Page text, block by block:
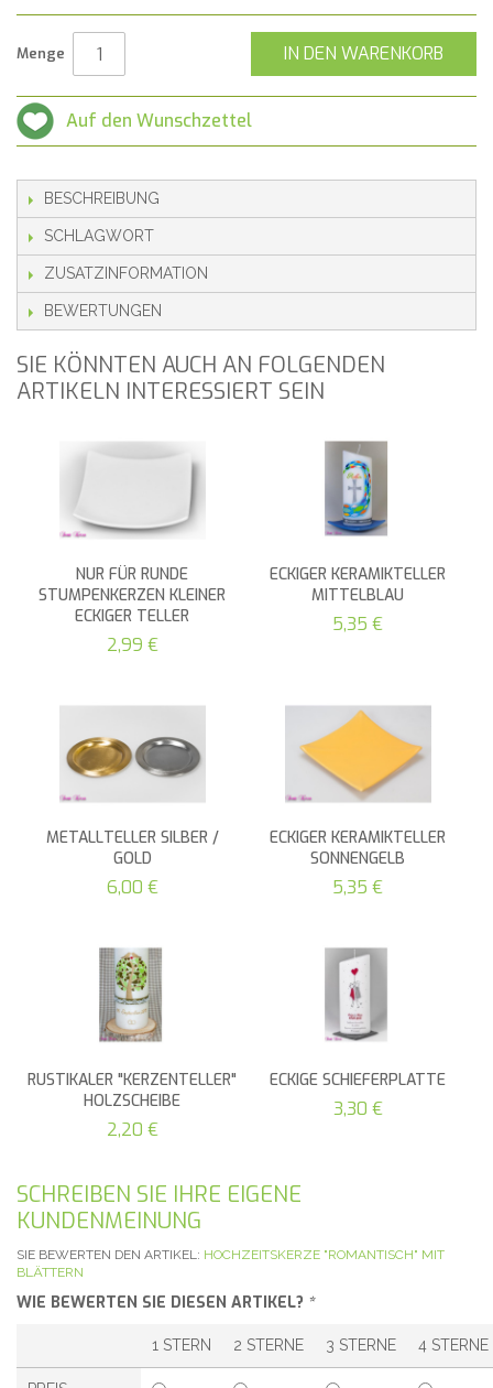
Menge IN DEN WARENKORB
Auf den Wunschzettel
BESCHREIBUNG
SCHLAGWORT
ZUSATZINFORMATION
BEWERTUNGEN
SIE KÖNNTEN AUCH AN FOLGENDEN
ARTIKELN INTERESSIERT SEIN
NUR FÜR RUNDE
STUMPENKERZEN KLEINER
ECKIGER TELLER
2,99 €
ECKIGER KERAMIKTELLER
MITTELBLAU
5,35 €
METALLTELLER SILBER /
GOLD
6,00 €
ECKIGER KERAMIKTELLER
SONNENGELB
5,35 €
RUSTIKALER "KERZENTELLER"
HOLZSCHEIBE
2,20 €
ECKIGE SCHIEFERPLATTE
3,30 €
SCHREIBEN SIE IHRE EIGENE
KUNDENMEINUNG
SIE BEWERTEN DEN ARTIKEL: HOCHZEITSKERZE "ROMANTISCH" MIT
BLÄTTERN
WIE BEWERTEN SIE DIESEN ARTIKEL? *
1 STERN 2 STERNE 3 STERNE 4 STERNE